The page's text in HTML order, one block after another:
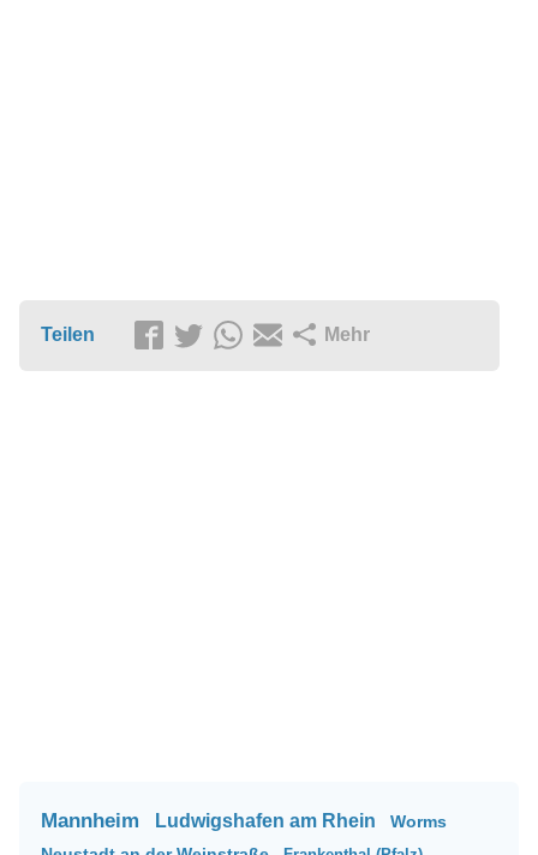
Teilen Mehr
Mannheim Ludwigshafen am Rhein
Worms